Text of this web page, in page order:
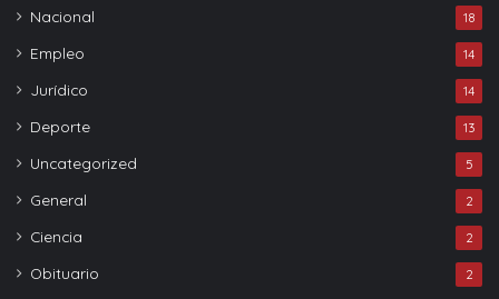
Nacional 18
Empleo 14
Jurídico 14
Deporte 13
Uncategorized 5
General 2
Ciencia 2
Obituario 2